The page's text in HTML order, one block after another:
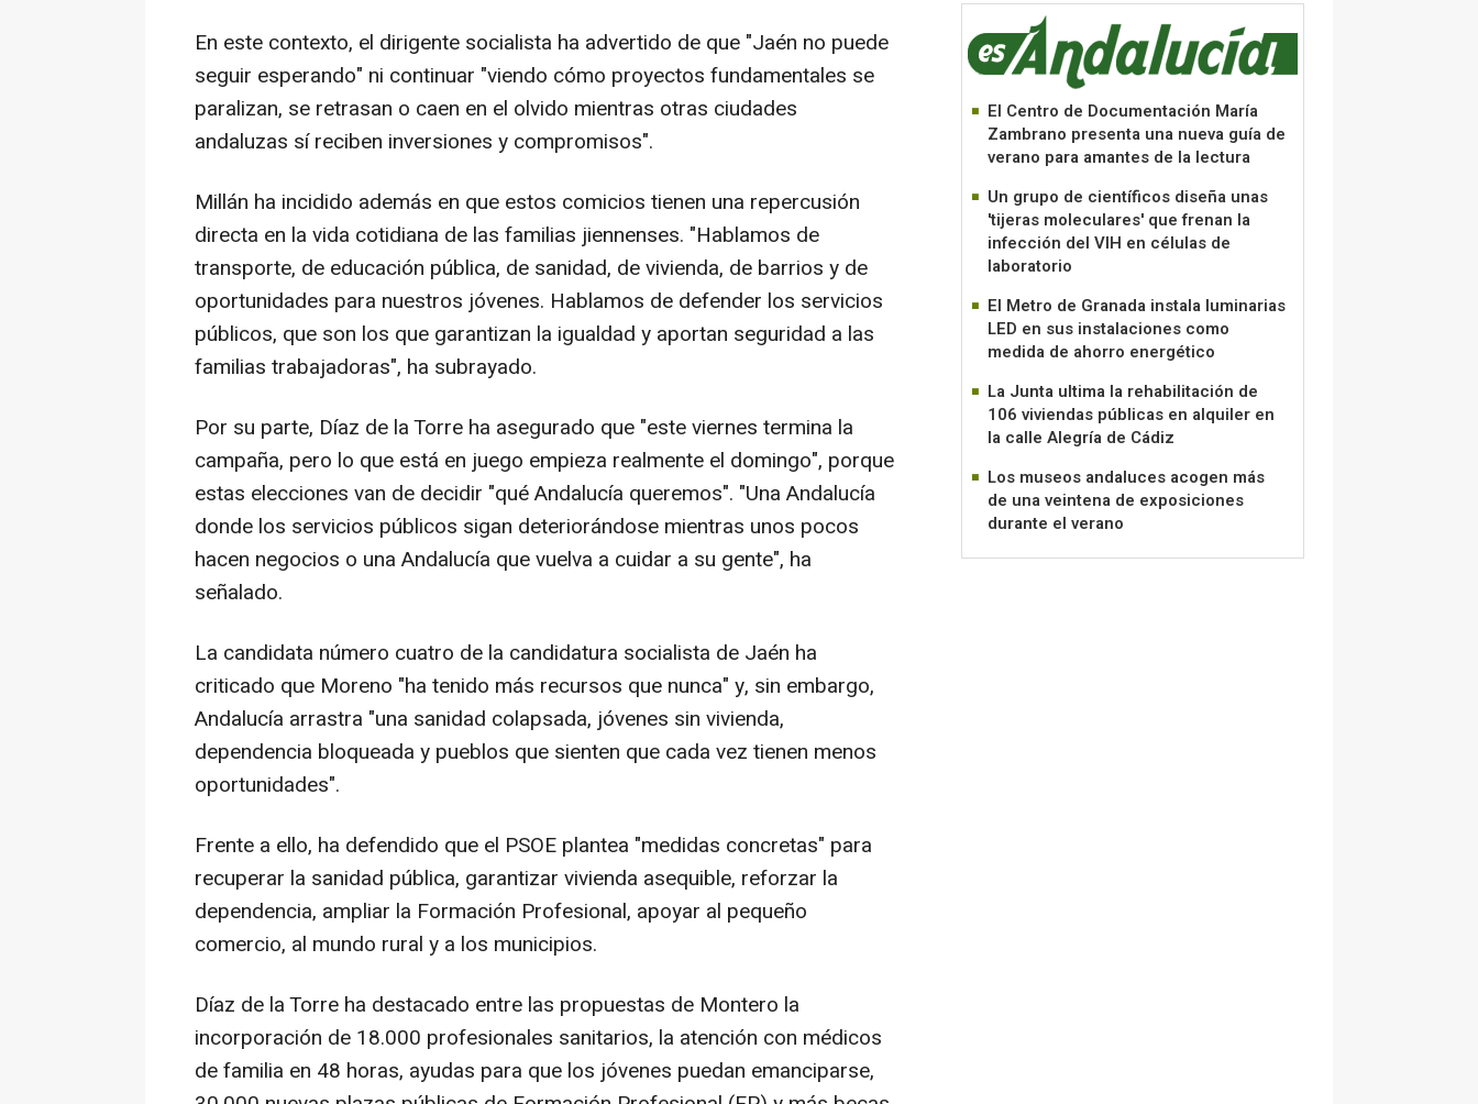
En este contexto, el dirigente socialista ha advertido de que "Jaén no puede
seguir esperando" ni continuar "viendo cómo proyectos fundamentales se
paralizan, se retrasan o caen en el olvido mientras otras ciudades
andaluzas sí reciben inversiones y compromisos".
Millán ha incidido además en que estos comicios tienen una repercusión
directa en la vida cotidiana de las familias jiennenses. "Hablamos de
transporte, de educación pública, de sanidad, de vivienda, de barrios y de
oportunidades para nuestros jóvenes. Hablamos de defender los servicios
públicos, que son los que garantizan la igualdad y aportan seguridad a las
familias trabajadoras", ha subrayado.
Por su parte, Díaz de la Torre ha asegurado que "este viernes termina la
campaña, pero lo que está en juego empieza realmente el domingo", porque
estas elecciones van de decidir "qué Andalucía queremos". "Una Andalucía
donde los servicios públicos sigan deteriorándose mientras unos pocos
hacen negocios o una Andalucía que vuelva a cuidar a su gente", ha
señalado.
La candidata número cuatro de la candidatura socialista de Jaén ha
criticado que Moreno "ha tenido más recursos que nunca" y, sin embargo,
Andalucía arrastra "una sanidad colapsada, jóvenes sin vivienda,
dependencia bloqueada y pueblos que sienten que cada vez tienen menos
oportunidades".
Frente a ello, ha defendido que el PSOE plantea "medidas concretas" para
recuperar la sanidad pública, garantizar vivienda asequible, reforzar la
dependencia, ampliar la Formación Profesional, apoyar al pequeño
comercio, al mundo rural y a los municipios.
Díaz de la Torre ha destacado entre las propuestas de Montero la
incorporación de 18.000 profesionales sanitarios, la atención con médicos
de familia en 48 horas, ayudas para que los jóvenes puedan emanciparse,
El Centro de Documentación María
Zambrano presenta una nueva guía de
verano para amantes de la lectura
Un grupo de científicos diseña unas
'tijeras moleculares' que frenan la
infección del VIH en células de
laboratorio
El Metro de Granada instala luminarias
LED en sus instalaciones como
medida de ahorro energético
La Junta ultima la rehabilitación de
106 viviendas públicas en alquiler en
la calle Alegría de Cádiz
Los museos andaluces acogen más
de una veintena de exposiciones
durante el verano